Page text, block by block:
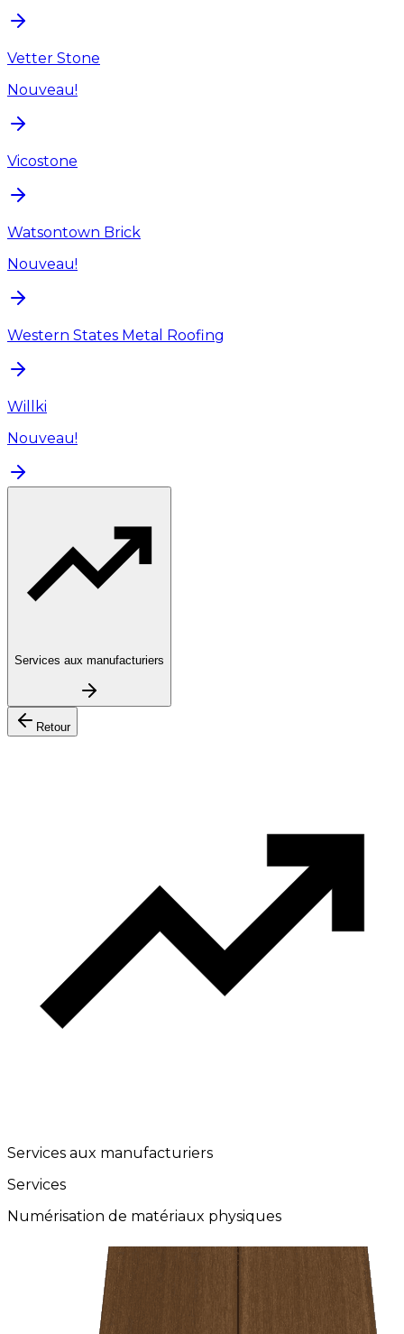
Vetter Stone
Nouveau!
Vicostone
Watsontown Brick
Nouveau!
Western States Metal Roofing
Willki
Nouveau!
Services aux manufacturiers
Retour
Services aux manufacturiers
Services
Numérisation de matériaux physiques